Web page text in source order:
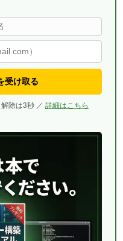
受け取る
除は3秒 ／ 詳細はこちら